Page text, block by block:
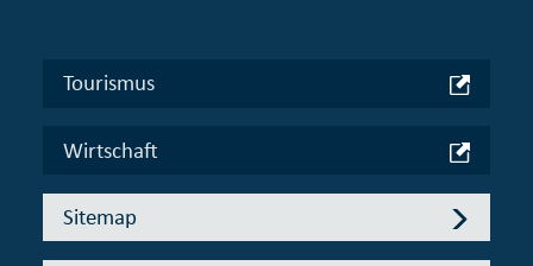
Tourismus
Wirtschaft
Sitemap